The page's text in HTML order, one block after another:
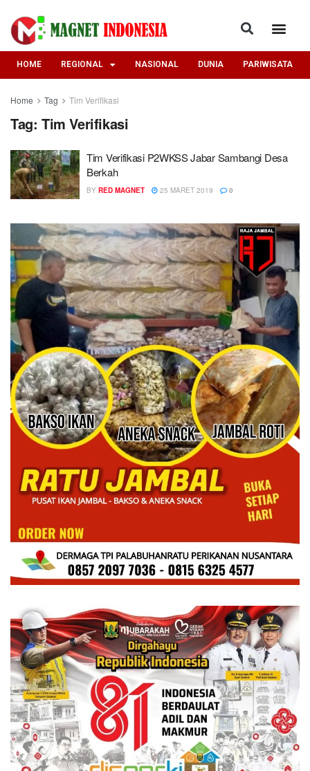
HOME REGIONAL NASIONAL DUNIA PARIWISATA
Home Tag Tim Verifikasi
Tag: Tim Verifikasi
Tim Verifikasi P2WKSS Jabar Sambangi Desa
Berkah
BY RED MAGNET 25 MARET 2019 0